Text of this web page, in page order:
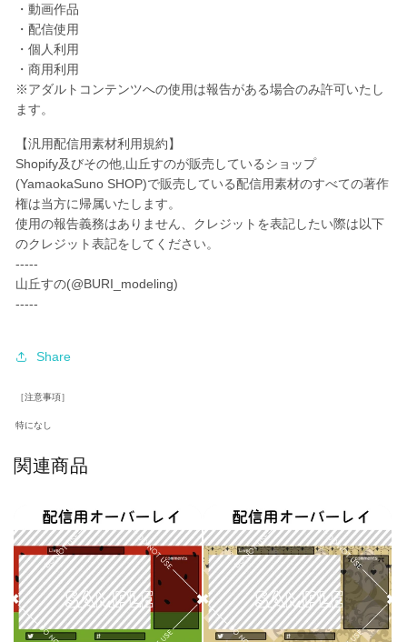
カ
ラ
ー
セ
ッ
ト
の
数
量
を
減
ら
ッ
の
数
量
を
増
や
・動画作品
・配信使用
・個人利用
・商用利用
※アダルトコンテンツへの使用は報告がある場合のみ許可いたし
ます。
【汎用配信用素材利用規約】
Shopify及びその他,山丘すのが販売しているショップ
(YamaokaSuno SHOP)で販売している配信用素材のすべての著作
権は当方に帰属いたします。
使用の報告義務はありません、クレジットを表記したい際は以下
のクレジット表記をしてください。
-----
山丘すの(@BURI_modeling)
-----
Share
［注意事項］
特になし
関連商品